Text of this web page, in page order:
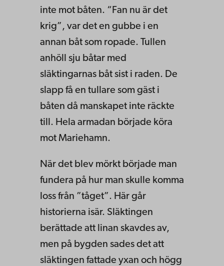
inte mot båten. “Fan nu är det
krig”, var det en gubbe i en
annan båt som ropade. Tullen
anhöll sju båtar med
släktingarnas båt sist i raden. De
slapp få en tullare som gäst i
båten då manskapet inte räckte
till. Hela armadan började köra
mot Mariehamn.
När det blev mörkt började man
fundera på hur man skulle komma
loss från ”tåget”. Här går
historierna isär. Släktingen
berättade att linan skavdes av,
men på bygden sades det att
släktingen fattade yxan och högg